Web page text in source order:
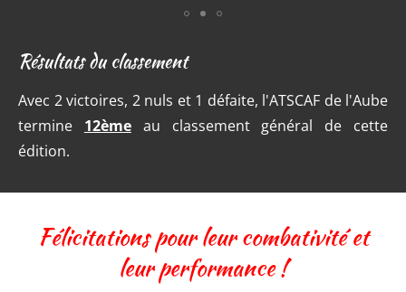
Résultats du classement
Avec 2 victoires, 2 nuls et 1 défaite, l'ATSCAF de l'Aube
termine 12èmeau classement général de cette
édition.
Félicitations pour leur combativité et
leur performance !